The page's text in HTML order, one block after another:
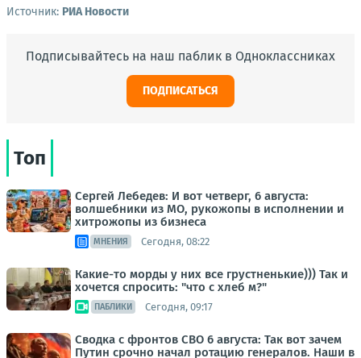
Источник: РИА Новости
Подписывайтесь на наш паблик в Одноклассниках
ПОДПИСАТЬСЯ
Топ
Сергей Лебедев: И вот четверг, 6 августа:
волшебники из МО, рукожопы в исполнении и
хитрожопы из бизнеса
МНЕНИЯ Сегодня, 08:22
Какие-то морды у них все грустненькие))) Так и
хочется спросить: "что с хлеб м?"
ПАБЛИКИ Сегодня, 09:17
Сводка с фронтов СВО 6 августа: Так вот зачем
Путин срочно начал ротацию генералов. Наши в